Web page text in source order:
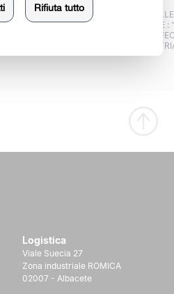
LANCEMENT DU
PREMIER CATALOGUE
SOCIALE :
Logistica
Viale Suecia 27
Zona industriale ROMICA
02007 - Albacete